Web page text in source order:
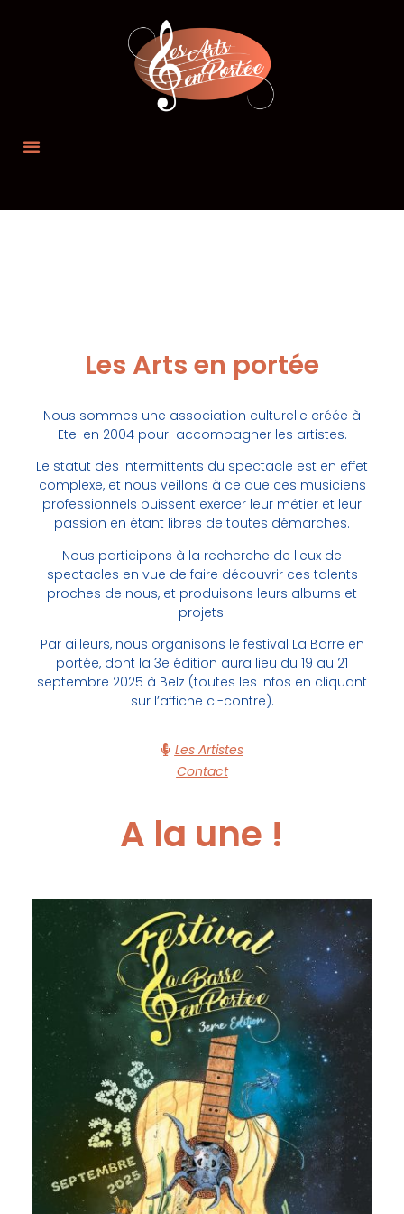
A la une !
Les Arts en portée
Nous sommes une association culturelle créée à
Etel en 2004 pour accompagner les artistes.
Le statut des intermittents du spectacle est en effet
complexe, et nous veillons à ce que ces musiciens
professionnels puissent exercer leur métier et leur
passion en étant libres de toutes démarches.
Nous participons à la recherche de lieux de
spectacles en vue de faire découvrir ces talents
proches de nous, et produisons leurs albums et
projets.
Par ailleurs, nous organisons le festival La Barre en
portée, dont la 3e édition aura lieu du 19 au 21
septembre 2025 à Belz (toutes les infos en cliquant
sur l’affiche ci-contre).
Les Artistes
Contact